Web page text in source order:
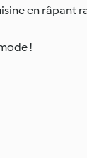
en râpant
!